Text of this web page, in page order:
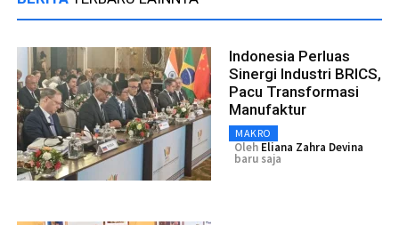
Indonesia Perluas
Sinergi Industri BRICS,
Pacu Transformasi
Manufaktur
MAKRO
Oleh Eliana Zahra Devina
baru saja